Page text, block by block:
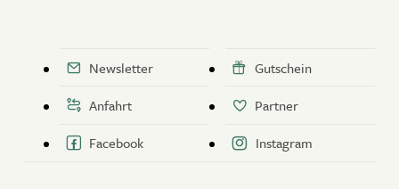
Newsletter
Gutschein
Anfahrt
Partner
Facebook
Instagram